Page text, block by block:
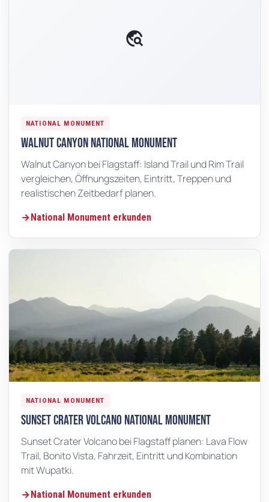
travel_explore
NATIONAL MONUMENT
Walnut Canyon National Monument
Walnut Canyon bei Flagstaff: Island Trail und Rim Trail
vergleichen, Öffnungszeiten, Eintritt, Treppen und
realistischen Zeitbedarf planen.
National Monument erkunden
NATIONAL MONUMENT
Sunset Crater Volcano National Monument
Sunset Crater Volcano bei Flagstaff planen: Lava Flow
Trail, Bonito Vista, Fahrzeit, Eintritt und Kombination
mit Wupatki.
National Monument erkunden